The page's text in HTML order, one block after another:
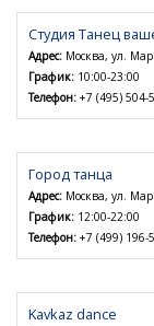
Студия Танец
Адрес: Москва, ул.
График: 10:00-23:00
Телефон: +7 (495) 504-
Город танца
Адрес: Москва, ул.
График: 12:00-22:00
Телефон: +7 (499) 196-
Kavkaz dance